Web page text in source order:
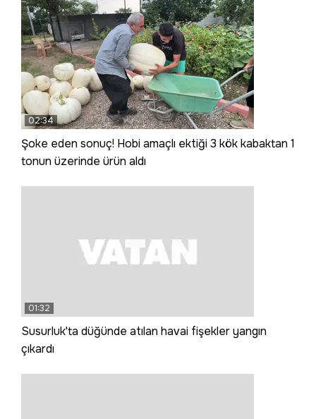
02:34
Şoke eden sonuç! Hobi amaçlı ektiği 3 kök kabaktan 1
tonun üzerinde ürün aldı
01:32
Susurluk'ta düğünde atılan havai fişekler yangın
çıkardı